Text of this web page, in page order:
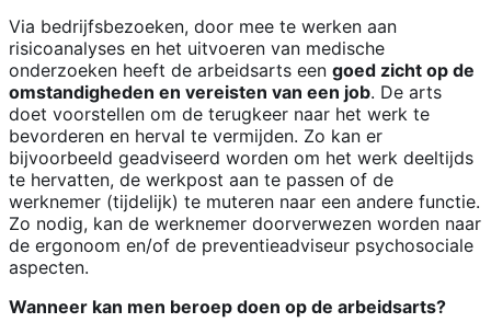
Via bedrijfsbezoeken, door mee te werken aan
risicoanalyses en het uitvoeren van medische
onderzoeken heeft de arbeidsarts een goed zicht op de
omstandigheden en vereisten van een job. De arts
doet voorstellen om de terugkeer naar het werk te
bevorderen en herval te vermijden. Zo kan er
bijvoorbeeld geadviseerd worden om het werk deeltijds
te hervatten, de werkpost aan te passen of de
werknemer (tijdelijk) te muteren naar een andere functie.
Zo nodig, kan de werknemer doorverwezen worden naar
de ergonoom en/of de preventieadviseur psychosociale
aspecten.
Wanneer kan men beroep doen op de arbeidsarts?